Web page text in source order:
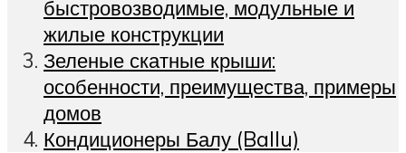
быстровозводимые, модульные и
жилые конструкции
Зеленые скатные крыши:
особенности, преимущества, примеры
домов
Кондиционеры Балу (Ballu)